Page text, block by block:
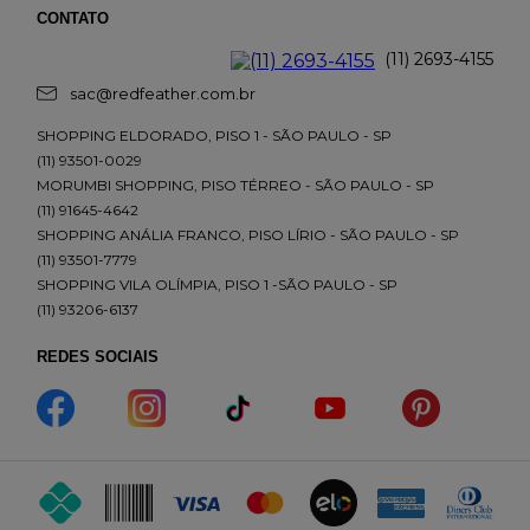
CONTATO
(11) 2693-4155
sac@redfeather.com.br
SHOPPING ELDORADO, PISO 1 - SÃO PAULO - SP
(11) 93501-0029
MORUMBI SHOPPING, PISO TÉRREO - SÃO PAULO - SP
(11) 91645-4642
SHOPPING ANÁLIA FRANCO, PISO LÍRIO - SÃO PAULO - SP
(11) 93501-7779
SHOPPING VILA OLÍMPIA, PISO 1 -SÃO PAULO - SP
(11) 93206-6137
REDES SOCIAIS